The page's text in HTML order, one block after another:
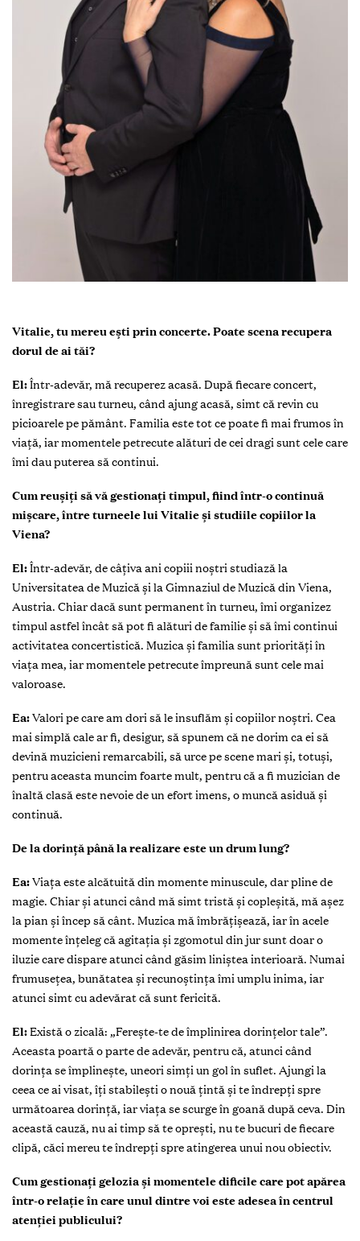
Vitalie, tu mereu ești prin concerte. Poate scena recupera
dorul de ai tăi?
El:Într-adevăr, mă recuperez acasă. După fiecare concert,
înregistrare sau turneu, când ajung acasă, simt că revin cu
picioarele pe pământ. Familia este tot ce poate fi mai frumos în
viață, iar momentele petrecute alături de cei dragi sunt cele care
îmi dau puterea să continui.
Cum reușiți să vă gestionați timpul, fiind într-o continuă
mișcare, între turneele lui Vitalie și studiile copiilor la
Viena?
El:Într-adevăr, de câțiva ani copiii noștri studiază la
Universitatea de Muzică și la Gimnaziul de Muzică din Viena,
Austria. Chiar dacă sunt permanent în turneu, îmi organizez
timpul astfel încât să pot fi alături de familie și să îmi continui
activitatea concertistică. Muzica și familia sunt priorități în
viața mea, iar momentele petrecute împreună sunt cele mai
valoroase.
Ea:Valori pe care am dori să le insuflăm și copiilor noștri. Cea
mai simplă cale ar fi, desigur, să spunem că ne dorim ca ei să
devină muzicieni remarcabili, să urce pe scene mari și, totuși,
pentru aceasta muncim foarte mult, pentru că a fi muzician de
înaltă clasă este nevoie de un efort imens, o muncă asiduă și
continuă.
De la dorință până la realizare este un drum lung?
Ea:Viața este alcătuită din momente minuscule, dar pline de
magie. Chiar și atunci când mă simt tristă și copleșită, mă așez
la pian și încep să cânt. Muzica mă îmbrățișează, iar în acele
momente înțeleg că agitația și zgomotul din jur sunt doar o
iluzie care dispare atunci când găsim liniștea interioară. Numai
frumusețea, bunătatea și recunoștința îmi umplu inima, iar
atunci simt cu adevărat că sunt fericită.
El:Există o zicală: „Ferește-te de împlinirea dorințelor tale”.
Aceasta poartă o parte de adevăr, pentru că, atunci când
dorința se împlinește, uneori simți un gol în suflet. Ajungi la
ceea ce ai visat, îți stabilești o nouă țintă și te îndrepți spre
următoarea dorință, iar viața se scurge în goană după ceva. Din
această cauză, nu ai timp să te oprești, nu te bucuri de fiecare
clipă, căci mereu te îndrepți spre atingerea unui nou obiectiv.
Cum gestionați gelozia și momentele dificile care pot apărea
într-o relație în care unul dintre voi este adesea în centrul
atenției publicului?